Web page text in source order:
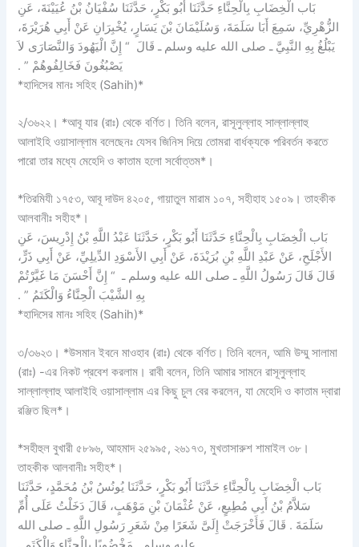
بَاب الْخِضَابِ بِالْحِنَّاءِ حَدَّثَنَا أَبُو بَكْرٍ، حَدَّثَنَا سُفْيَانُ بْنُ عُيَيْنَةَ، عَنِ
الزُّهْرِيِّ، سَمِعَ أَبَا سَلَمَةَ، وَسُلَيْمَانَ بْنَ يَسَارٍ، يُخْبِرَانِ عَنْ أَبِي هُرَيْرَةَ،
يَبْلُغُ بِهِ النَّبِيَّ ـ صلى الله عليه وسلم ـ قَالَ ‏ “‏ إِنَّ الْيَهُودَ وَالنَّصَارَى لاَ
يَصْبُغُونَ فَخَالِفُوهُمْ ‏”‏ ‏.‏
*হাদিসের মানঃ সহিহ (Sahih)*
২/৩৬২২। *আবূ যার (রাঃ) থেকে বর্ণিত। তিনি বলেন, রাসূলুল্লাহ সাল্লাল্লাহু
আলাইহি ওয়াসাল্লাম বলেছেনঃ যেসব জিনিস দিয়ে তোমরা বার্ধক্যকে পরিবর্তন করতে
পারো তার মধ্যে মেহেদি ও কাতাম হলো সর্বোত্তম*।
*তিরমিযী ১৭৫৩, আবূ দাউদ ৪২০৫, গায়াতুল মারাম ১০৭, সহীহাহ ১৫০৯। তাহকীক
আলবানীঃ সহীহ*।
بَاب الْخِضَابِ بِالْحِنَّاءِ حَدَّثَنَا أَبُو بَكْرٍ، حَدَّثَنَا عَبْدُ اللَّهِ بْنُ إِدْرِيسَ، عَنِ
الأَجْلَحِ، عَنْ عَبْدِ اللَّهِ بْنِ بُرَيْدَةَ، عَنْ أَبِي الأَسْوَدِ الدِّيلِيِّ، عَنْ أَبِي ذَرٍّ،
قَالَ قَالَ رَسُولُ اللَّهِ ـ صلى الله عليه وسلم ـ ‏ “‏ إِنَّ أَحْسَنَ مَا غَيَّرْتُمْ
بِهِ الشَّيْبَ الْحِنَّاءُ وَالْكَتَمُ ‏”‏ ‏.‏
*হাদিসের মানঃ সহিহ (Sahih)*
৩/৩৬২৩। *উসমান ইবনে মাওহাব (রাঃ) থেকে বর্ণিত। তিনি বলেন, আমি উম্মু সালামা
(রাঃ) -এর নিকট প্রবেশ করলাম। রাবী বলেন, তিনি আমার সামনে রাসূলুল্লাহ
সাল্লাল্লাহু আলাইহি ওয়াসাল্লাম এর কিছু চুল বের করলেন, যা মেহেদি ও কাতাম দ্বারা
রঞ্জিত ছিল*।
*সহীহুল বুখারী ৫৮৯৬, আহমাদ ২৫৯৯৫, ২৬১৭৩, মুখতাসারুশ শামাইল ৩৮।
তাহকীক আলবানীঃ সহীহ*।
بَاب الْخِضَابِ بِالْحِنَّاءِ حَدَّثَنَا أَبُو بَكْرٍ، حَدَّثَنَا يُونُسُ بْنُ مُحَمَّدٍ، حَدَّثَنَا
سَلاَّمُ بْنُ أَبِي مُطِيعٍ، عَنْ عُثْمَانَ بْنِ مَوْهَبٍ، قَالَ دَخَلْتُ عَلَى أُمِّ
سَلَمَةَ ‏.‏ قَالَ فَأَخْرَجَتْ إِلَىَّ شَعَرًا مِنْ شَعَرِ رَسُولِ اللَّهِ ـ صلى الله